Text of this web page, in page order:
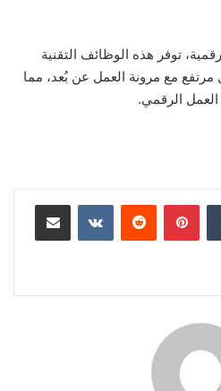
توفر هذه الوظائف التقنية
مع مرونة العمل عن بُعد، مما
الرقمي.
بينتيريست مشاركة عبر البريد